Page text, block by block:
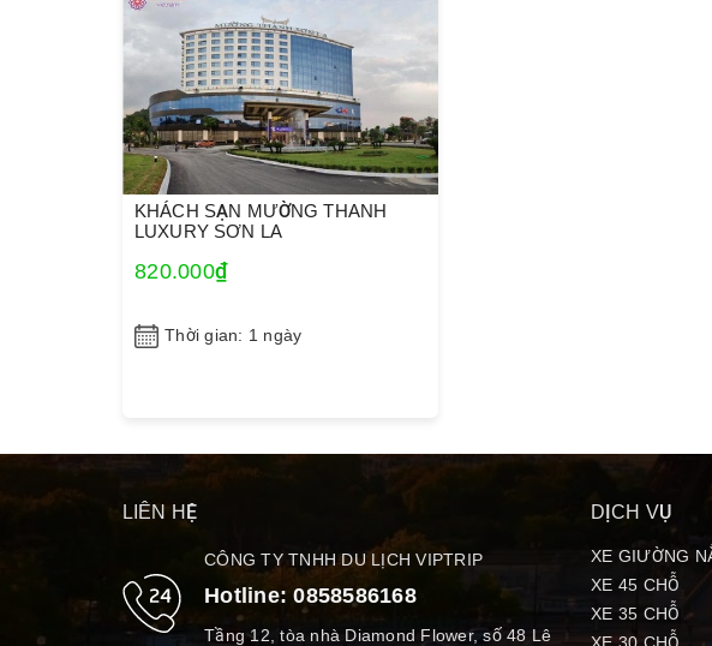
KHÁCH SẠN MƯỜNG THANH
LUXURY SƠN LA
820.000₫
Thời gian: 1 ngày
LIÊN HỆ
CÔNG TY TNHH DU LỊCH VIPTRIP
Hotline:0858586168
Tầng 12, tòa nhà Diamond Flower, số 48 Lê
DỊCH VỤ
XE GIƯỜNG
XE 45 CHỖ
XE 35 CHỖ